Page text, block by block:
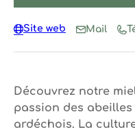
Découvrez notre
passion des
ardéchois. La
Site web Mail